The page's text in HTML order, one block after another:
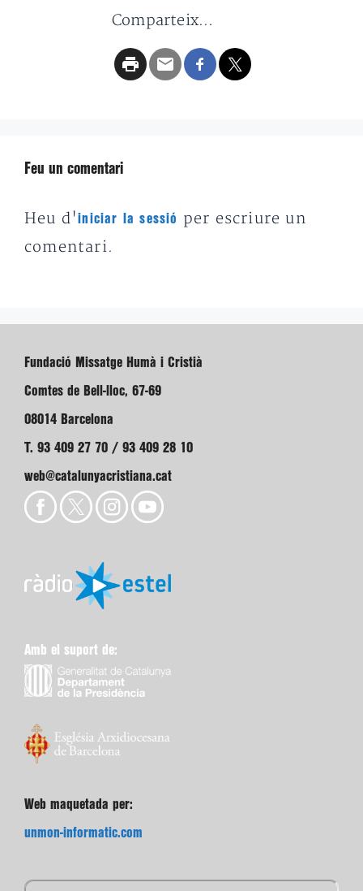
Comparteix...
Feu un comentari
Heu d'iniciar la sessió
per escriure un
comentari.
Fundació Missatge Humà i Cristià
Comtes de Bell-lloc, 67-69
08014 Barcelona
T. 93 409 27 70 / 93 409 28 10
web@catalunyacristiana.cat
Amb el suport de:
Web maquetada per:
unmon-informatic.com